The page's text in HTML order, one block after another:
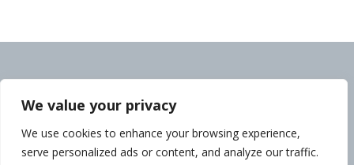
We value your privacy
We use cookies to enhance your browsing experience,
serve personalized ads or content, and analyze our traffic.